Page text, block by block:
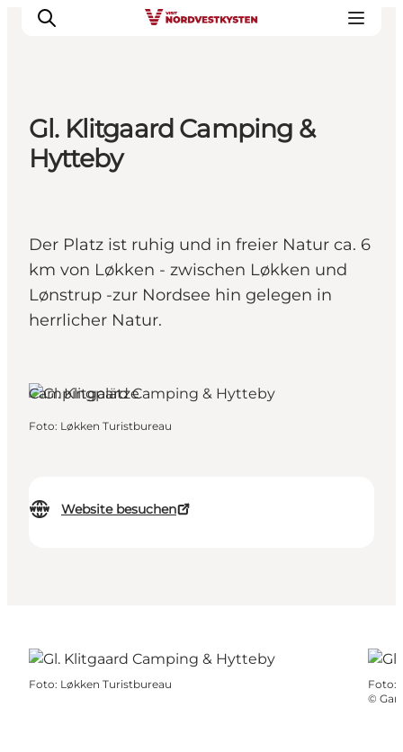
Urlaubsorte
Inspiration
Mach deine Urlaubsplanung
Gl. Klitgaard Camping &
Hytteby
Der Platz ist ruhig und in freier Natur ca. 6
km von Løkken - zwischen Løkken und
Lønstrup -zur Nordsee hin gelegen in
herrlicher Natur.
Website besuchen
Campingplätze
Foto: Løkken Turistbureau
Foto: Løkken Turistbureau Foto:
©